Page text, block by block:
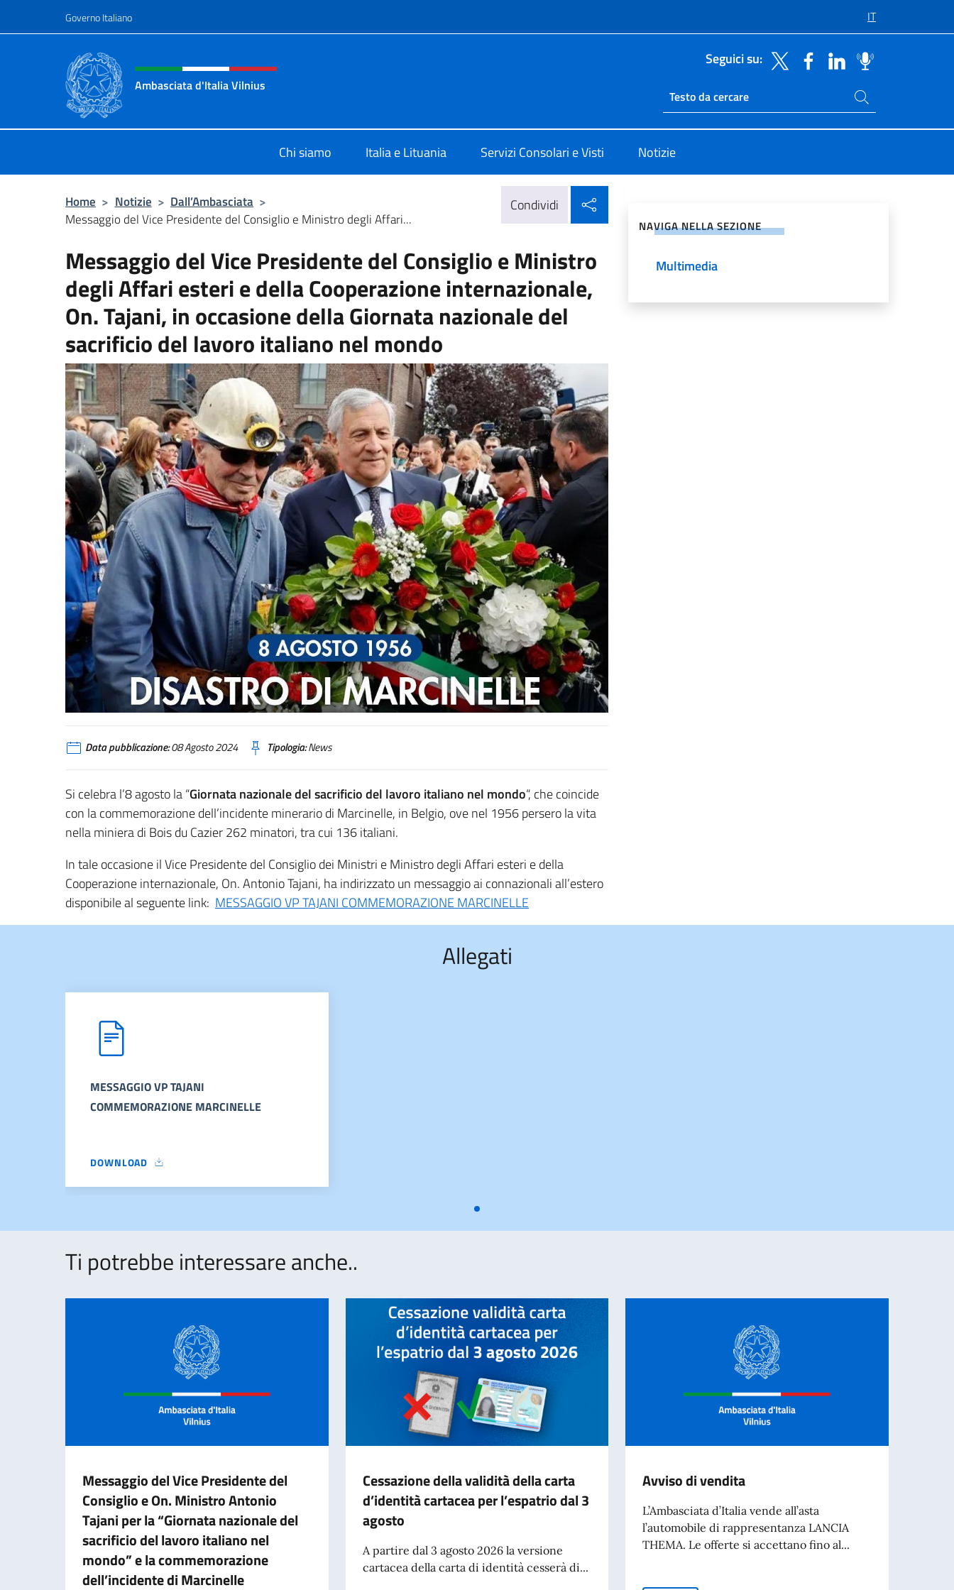
Governo Italiano IT
Intestazione sito, social e menù
Ambasciata d'Italia Vilnius
Seguici su:
Ricerca sito live
Cerca nel sito
Chi siamo Italia e Lituania Servizi Consolari e Visti Notizie
Home > Notizie > Dall’Ambasciata >
Messaggio del Vice Presidente del Consiglio e Ministro degli Affari...
Condividi
Messaggio del Vice Presidente del Consiglio e Ministro
degli Affari esteri e della Cooperazione internazionale,
On. Tajani, in occasione della Giornata nazionale del
sacrificio del lavoro italiano nel mondo
Data pubblicazione:08 Agosto 2024 Tipologia:News
Si celebra l’8 agosto la “Giornata nazionale del sacrificio del lavoro italiano nel mondo“, che coincide
con la commemorazione dell’incidente minerario di Marcinelle, in Belgio, ove nel 1956 persero la vita
nella miniera di Bois du Cazier 262 minatori, tra cui 136 italiani.
In tale occasione il Vice Presidente del Consiglio dei Ministri e Ministro degli Affari esteri e della
Cooperazione internazionale, On. Antonio Tajani, ha indirizzato un messaggio ai connazionali all’estero
disponibile al seguente link: MESSAGGIO VP TAJANI COMMEMORAZIONE MARCINELLE
NAVIGA NELLA SEZIONE
Multimedia
Allegati
MESSAGGIO VP TAJANI
COMMEMORAZIONE MARCINELLE
DOWNLOAD
MESSAGGIO VP TAJANI COMMEMORAZIONE MARCINELLE
Ti potrebbe interessare anche..
Messaggio del Vice Presidente del
Consiglio e On. Ministro Antonio
Tajani per la “Giornata nazionale del
sacrificio del lavoro italiano nel
mondo” e la commemorazione
dell’incidente di Marcinelle
Cessazione della validità della carta
d’identità cartacea per l’espatrio dal 3
agosto
A partire dal 3 agosto 2026 la versione
cartacea della carta di identità cesserà di...
Avviso di vendita
L’Ambasciata d’Italia vende all’asta
l’automobile di rappresentanza LANCIA
THEMA. Le offerte si accettano fino al...